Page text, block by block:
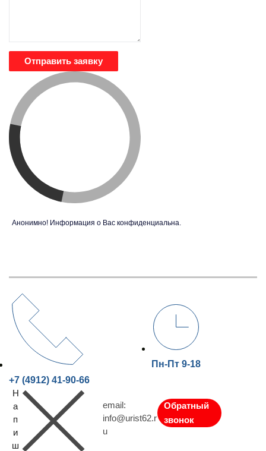
Отправить заявку
Анонимно! Информация о Вас конфиденциальна.
+7 (4912) 41-90-66
Пн-Пт 9-18
Н
а
п
и
ш
email:
info@urist62.r
u
Обратный
звонок